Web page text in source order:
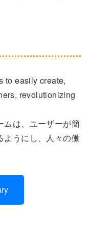
to easily create,
revolutionizing
ムは、ユーザーが簡
ようにし、人々の働